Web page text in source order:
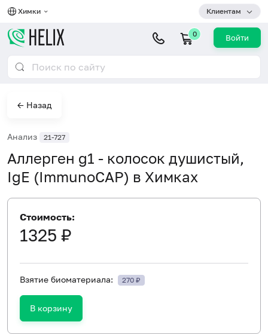
Химки Клиентам
0 Войти
← Назад
Анализ 21-727
Аллерген g1 - колосок душистый,
IgE (ImmunoCAP) в Химках
Стоимость:
1325 ₽
Взятие биоматериала: 270 ₽
В корзину